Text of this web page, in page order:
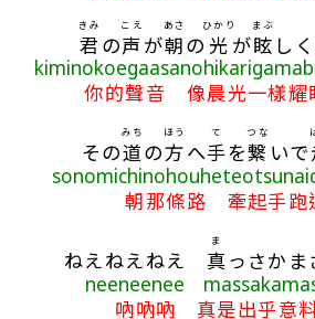
君
きみ
の声
こえ
が朝
あさ
の 光
ひかり
が眩
まぶ
しく
你的聲音 像晨光一樣耀
その道
みち
の方
ほう
へ手
て
を繋
つな
いで
朝那條路 牽起手跑
ねえねえねえ 真
ま
っさかま
neeneenee
吶吶吶 真是出乎意